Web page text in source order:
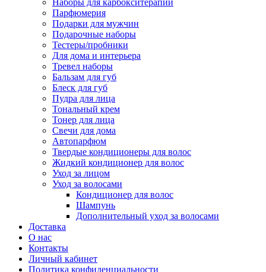
Наборы для карбокситерапии
Парфюмерия
Подарки для мужчин
Подарочные наборы
Тестеры/пробники
Для дома и интерьера
Тревел наборы
Бальзам для губ
Блеск для губ
Пудра для лица
Тональный крем
Тонер для лица
Свечи для дома
Автопарфюм
Твердые кондиционеры для волос
Жидкий кондиционер для волос
Уход за лицом
Уход за волосами
Кондиционер для волос
Шампунь
Дополнительный уход за волосами
Доставка
О нас
Контакты
Личный кабинет
Политика конфиденциальности